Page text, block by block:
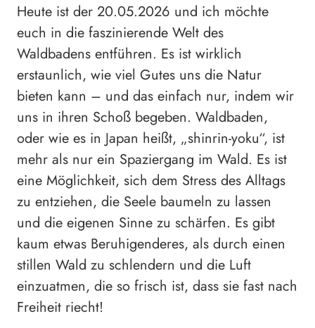
Heute ist der 20.05.2026 und ich möchte
euch in die faszinierende Welt des
Waldbadens entführen. Es ist wirklich
erstaunlich, wie viel Gutes uns die Natur
bieten kann – und das einfach nur, indem wir
uns in ihren Schoß begeben. Waldbaden,
oder wie es in Japan heißt, „shinrin-yoku“, ist
mehr als nur ein Spaziergang im Wald. Es ist
eine Möglichkeit, sich dem Stress des Alltags
zu entziehen, die Seele baumeln zu lassen
und die eigenen Sinne zu schärfen. Es gibt
kaum etwas Beruhigenderes, als durch einen
stillen Wald zu schlendern und die Luft
einzuatmen, die so frisch ist, dass sie fast nach
Freiheit riecht!